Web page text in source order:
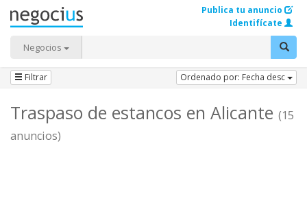
Negocios
Publica tu anuncio
Identifícate
Filtrar Ordenado por: Fecha desc
Traspaso de estancos en Alicante (15
anuncios)